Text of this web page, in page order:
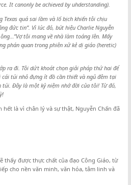
It canonly be achieved by uhderstanding).
Texas quá sai lầm và lố bịch khiến tôi chịu
đức tin”. Vì lúc đó, bút hiệu Charlie Nguyễn
tôi mang về nhà làm toáng lên. Mấy
phán quan trong phiên xử kẻ dị giáo (heretic)
ra đi. Tôi dứt khoát chọn giải pháp thứ hai để
túi nhỏ đựng ít đồ cần thiết và ngủ đêm tại
túi. Đây là một kỷ niệm nhớ đời của tôi! Từ đó,
là vì chân lý và sự thật, Nguyễn Chấn đã
thấy được thực chất của đạo Công Giáo, từ
cho nền văn minh, văn hóa, tâm linh và